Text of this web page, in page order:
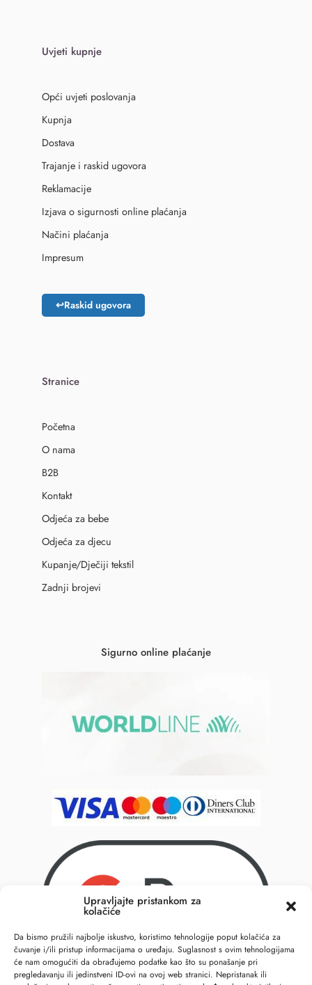
Upravljajte pristankom za
kolačiće
Da bismo pružili najbolje iskustvo, koristimo tehnologije poput kolačića za
čuvanje i/ili pristup informacijama o uređaju. Suglasnost s ovim tehnologijama
će nam omogućiti da obrađujemo podatke kao što su ponašanje pri
pregledavanju ili jedinstveni ID-ovi na ovoj web stranici. Nepristanak ili
Uvjeti kupnje
Opći uvjeti poslovanja
Kupnja
Dostava
Trajanje i raskid ugovora
Reklamacije
Izjava o sigurnosti online plaćanja
Načini plaćanja
Impresum
↩Raskid ugovora
Stranice
Početna
O nama
B2B
Kontakt
Odjeća za bebe
Odjeća za djecu
Kupanje/Dječiji tekstil
Zadnji brojevi
Sigurno online plaćanje